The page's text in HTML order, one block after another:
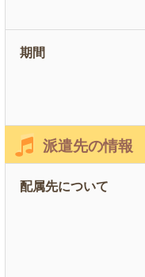
期間
派遣先の情報
配属先について